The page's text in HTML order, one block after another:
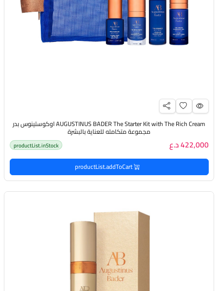
AUGUSTINUS BADER The Starter Kit with The Rich Cream اوكوستينوس بدر
مجموعة متكامله للعناية بالبشرة
422,000 د.ع productList.inStock
productList.addToCart